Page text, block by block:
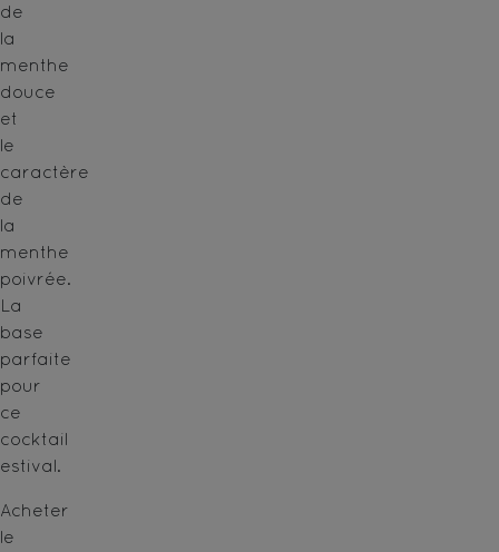
de
la
menthe
douce
et
le
caractère
de
la
menthe
poivrée.
La
base
parfaite
pour
ce
cocktail
estival.
Acheter
le